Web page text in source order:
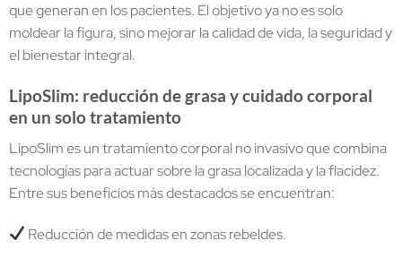
que generan en los pacientes. El objetivo ya no es solo
moldear la figura, sino mejorar la calidad de vida, la seguridad y
el bienestar integral.
LipoSlim: reducción de grasa y cuidado corporal
en un solo tratamiento
LipoSlim es un tratamiento corporal no invasivo que combina
tecnologías para actuar sobre la grasa localizada y la flacidez.
Entre sus beneficios más destacados se encuentran:
Reducción de medidas en zonas rebeldes.